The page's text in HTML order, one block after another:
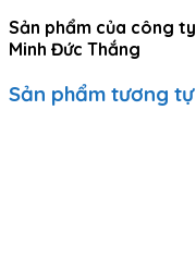
Sản phẩm của công ty
Minh Đức Thắng
Sản phẩm tương tự